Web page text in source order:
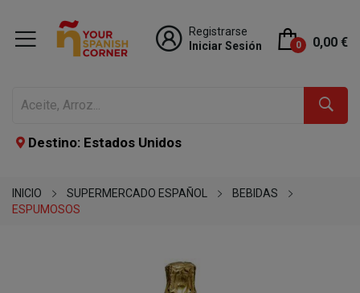
Registrarse
Iniciar Sesión
0 0,00 €
Destino: Estados Unidos
INICIO SUPERMERCADO ESPAÑOL
BEBIDAS
ESPUMOSOS